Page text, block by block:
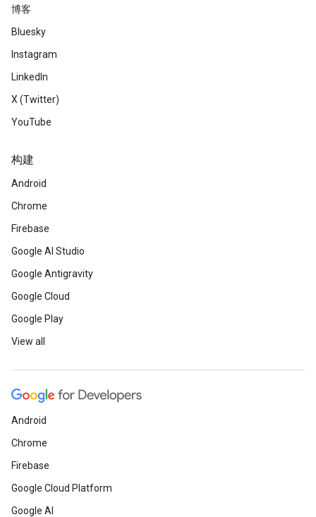
博客
Bluesky
Instagram
LinkedIn
X (Twitter)
YouTube
构建
Android
Chrome
Firebase
Google AI Studio
Google Antigravity
Google Cloud
Google Play
View all
Android
Chrome
Firebase
Google Cloud Platform
Google AI